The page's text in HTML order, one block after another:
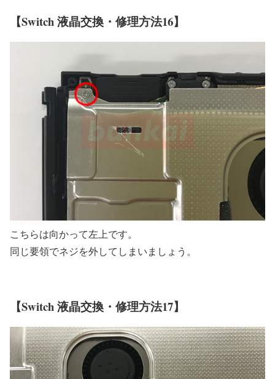
【Switch 液晶交換・修理方法16】
こちらは向かって左上です。
同じ要領でネジを外してしまいましょう。
【Switch 液晶交換・修理方法17】